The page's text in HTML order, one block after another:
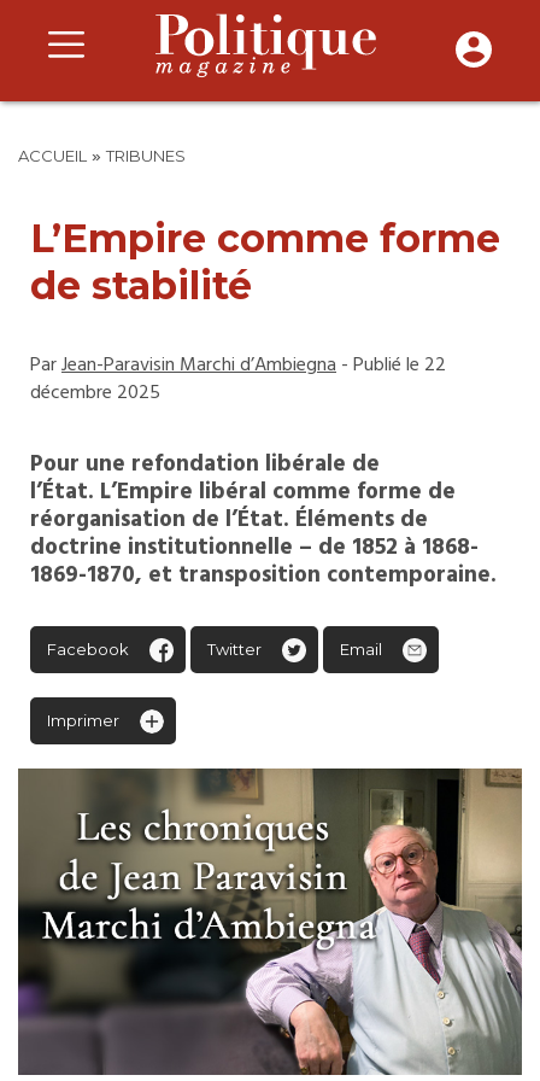
ACCUEIL »TRIBUNES
L’Empire comme forme
de stabilité
ParJean-Paravisin Marchi d’Ambiegna- Publié le 22
décembre 2025
Pour une refondation libérale de
l’État. L’Empire libéral comme forme de
réorganisation de l’État. Éléments de
doctrine institutionnelle – de 1852 à 1868-
1869-1870, et transposition contemporaine.
Facebook Twitter Email
Imprimer